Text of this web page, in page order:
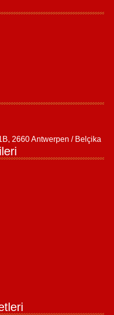
2660 Antwerpen / Belçika